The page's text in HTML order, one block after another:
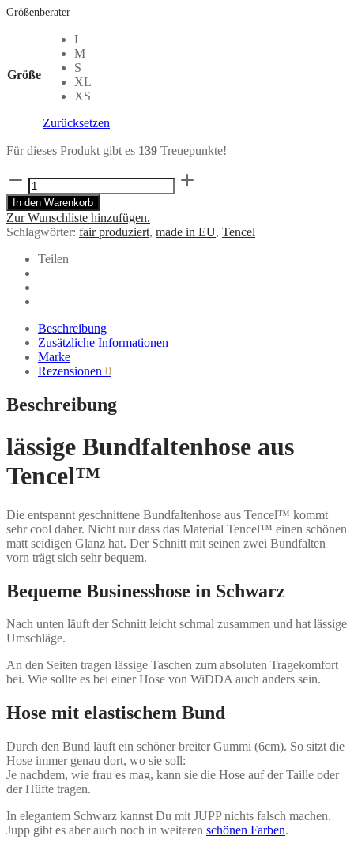
Größenberater
Größe
L
M
S
XL
XS
Zurücksetzen
Für dieses Produkt gibt es 139 Treuepunkte!
Hose
JUPP
Bundfaltenhose
aus
Tencel™
Schwarz
Menge
In den Warenkorb
Zur Wunschliste hinzufügen.
Schlagwörter: fair produziert, made in EU, Tencel
Teilen
Beschreibung
Zusätzliche Informationen
Marke
Rezensionen 0
Beschreibung
lässige Bundfaltenhose aus
Tencel™
Die entspannt geschnittene Bundfaltenhose aus Tencel™ kommt
sehr cool daher. Nicht nur dass das Material Tencel™ einen schönen
matt seidigen Glanz hat. Der Schnitt mit seinen zwei Bundfalten
vorn trägt sich sehr bequem.
Bequeme Businesshose in Schwarz
Nach unten läuft der Schnitt leicht schmal zusammen und hat lässige
Umschläge.
An den Seiten tragen lässige Taschen zum absoluten Tragekomfort
bei. Wie sollte es bei einer Hose von WiDDA auch anders sein.
Hose mit elastischem Bund
Durch den Bund läuft ein schöner breiter Gummi (6cm). So sitzt die
Hose immer genau dort, wo sie soll:
Je nachdem, wie frau es mag, kann sie die Hose auf der Taille oder
der Hüfte tragen.
In elegantem Schwarz kannst Du mit JUPP nichts falsch machen.
Jupp gibt es aber auch noch in weiteren schönen Farben.